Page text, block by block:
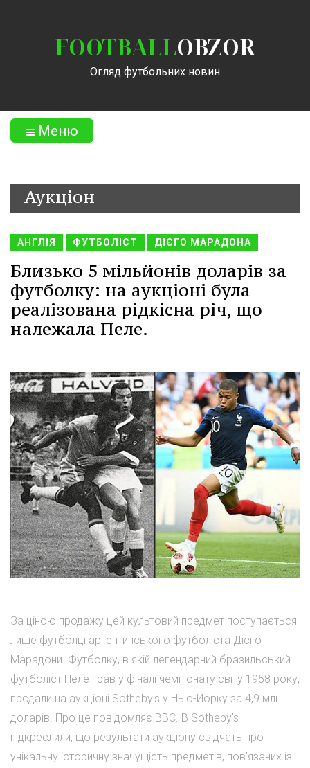
FOOTBALLOBZOR
Огляд футбольних новин
Меню
Аукціон
АНГЛІЯ ФУТБОЛІСТ ДІЄГО МАРАДОНА
Близько 5 мільйонів доларів за
футболку: на аукціоні була
реалізована рідкісна річ, що
належала Пеле.
За ціною продажу цей культовий предмет поступається
лише футболці аргентинського футболіста Дієго
Марадони. Футболку, в якій легендарний бразильський
футболіст Пеле грав у фіналі чемпіонату світу 1958 року,
продали на аукціоні Sotheby's у Нью-Йорку за 4,9 млн
доларів. Про це повідомляє BBC. В Sotheby's
підкреслили, що результати аукціону свідчать про
унікальну історичну значущість предметів, пов'язаних із